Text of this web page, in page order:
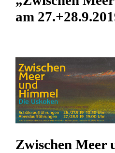
am
Zwischen Meer